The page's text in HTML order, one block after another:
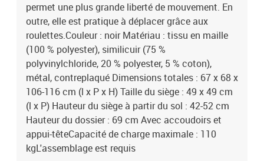
permet une plus grande liberté de mouvement. En
outre, elle est pratique à déplacer grâce aux
roulettes.Couleur : noir Matériau : tissu en maille
(100 % polyester), similicuir (75 %
polyvinylchloride, 20 % polyester, 5 % coton),
métal, contreplaqué Dimensions totales : 67 x 68 x
106-116 cm (l x P x H) Taille du siège : 49 x 49 cm
(l x P) Hauteur du siège à partir du sol : 42-52 cm
Hauteur du dossier : 69 cm Avec accoudoirs et
appui-têteCapacité de charge maximale : 110
kgL'assemblage est requis